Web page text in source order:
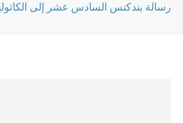
رسالة بندكتس السادس عشر إلى